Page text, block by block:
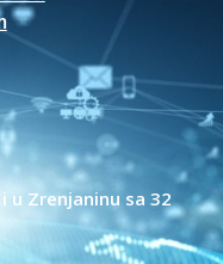
u Zrenjaninu sa 32